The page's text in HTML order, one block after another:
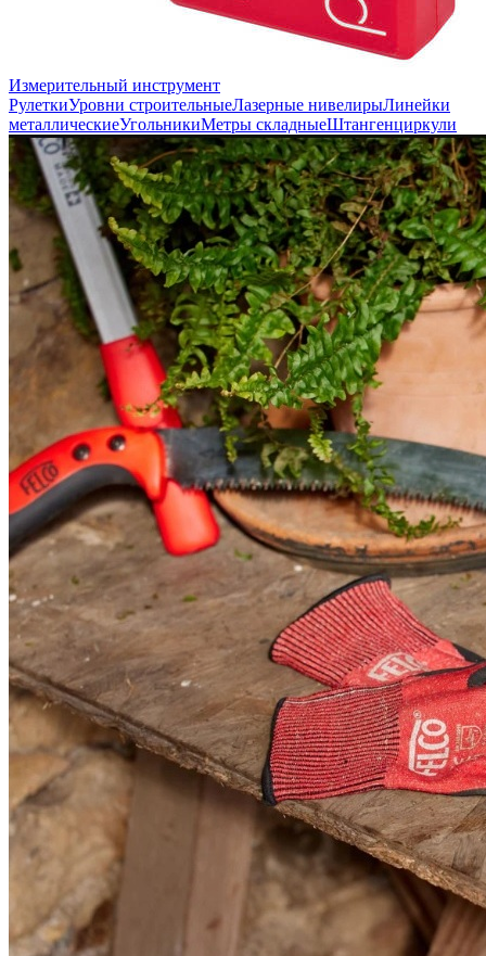
Измерительный инструмент
РулеткиУровни строительныеЛазерные нивелирыЛинейки
металлическиеУгольникиМетры складныеШтангенциркули